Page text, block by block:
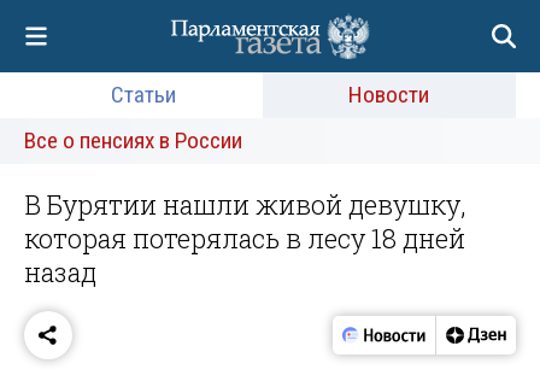
Статьи
Новости
Все о пенсиях в России
В Бурятии нашли живой девушку,
которая потерялась в лесу 18 дней
назад